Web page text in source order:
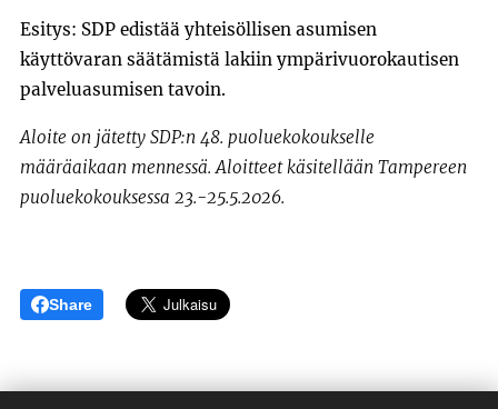
Esitys: SDP edistää yhteisöllisen asumisen
käyttövaran säätämistä lakiin ympärivuorokautisen
palveluasumisen tavoin.
Aloite on jätetty SDP:n 48. puoluekokoukselle
määräaikaan mennessä. Aloitteet käsitellään Tampereen
puoluekokouksessa 23.-25.5.2026.
Share